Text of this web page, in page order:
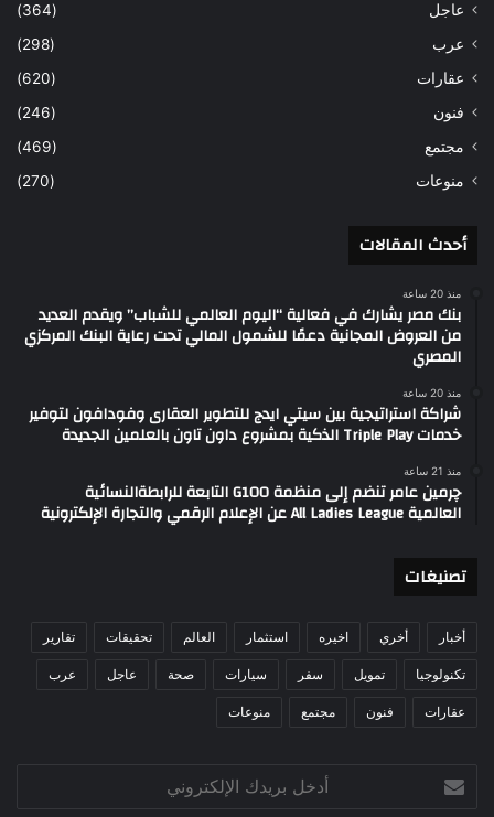
عاجل
(364)
عرب
(298)
عقارات
(620)
فنون
(246)
مجتمع
(469)
منوعات
(270)
أحدث المقالات
منذ 20 ساعة
بنك مصر يشارك في فعالية “اليوم العالمي للشباب” ويقدم العديد
من العروض المجانية دعمًا للشمول المالي تحت رعاية البنك المركزي
المصري
منذ 20 ساعة
شراكة استراتيجية بين سيتي ايدج للتطوير العقارى وفودافون لتوفير
خدمات Triple Play الذكية بمشروع داون تاون بالعلمين الجديدة
منذ 21 ساعة
چرمين عامر تنضم إلى منظمة G100 التابعة للرابطةالنسائية
العالمية All Ladies League عن الإعلام الرقمي والتجارة الإلكترونية
تصنيغات
أخبار أخري اخيره استثمار العالم تحقيقات تقارير
تكنولوجيا تمويل سفر سيارات صحة عاجل عرب
عقارات فنون مجتمع منوعات
بريدك